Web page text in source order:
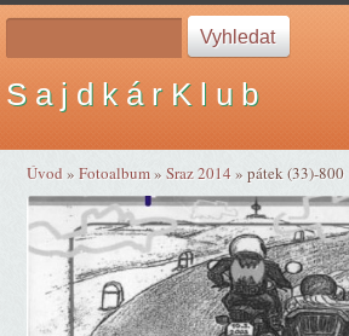
S a j d k á r K l u b
Úvod »Fotoalbum»Sraz 2014»pátek (33)-800